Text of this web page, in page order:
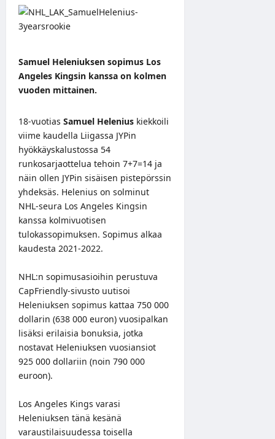
Samuel Heleniuksen sopimus Los
Angeles Kingsin kanssa on kolmen
vuoden mittainen.
18-vuotias Samuel Helenius kiekkoili
viime kaudella Liigassa JYPin
hyökkäyskalustossa 54
runkosarjaottelua tehoin 7+7=14 ja
näin ollen JYPin sisäisen pistepörssin
yhdeksäs. Helenius on solminut
NHL-seura Los Angeles Kingsin
kanssa kolmivuotisen
tulokassopimuksen. Sopimus alkaa
kaudesta 2021-2022.
NHL:n sopimusasioihin perustuva
CapFriendly-sivusto uutisoi
Heleniuksen sopimus kattaa 750 000
dollarin (638 000 euron) vuosipalkan
lisäksi erilaisia bonuksia, jotka
nostavat Heleniuksen vuosiansiot
925 000 dollariin (noin 790 000
euroon).
Los Angeles Kings varasi
Heleniuksen tänä kesänä
varaustilaisuudessa toisella